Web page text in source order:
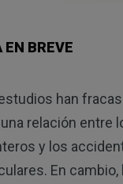
BREVE
han
relación entre
y los
En